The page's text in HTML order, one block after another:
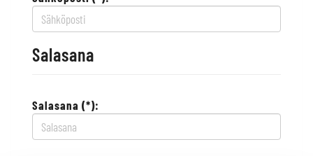
Salasana
Salasana (*):